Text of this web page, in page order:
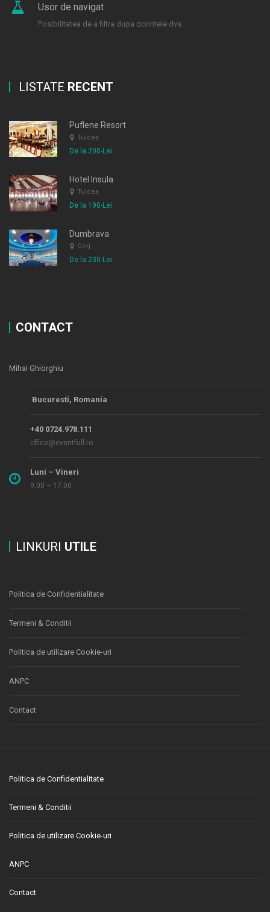
Usor de navigat
Posibilitatea de a filtra dupa dorintele dvs.
LISTATE RECENT
Puflene Resort
Tulcea
De la 200-Lei
Hotel Insula
Tulcea
De la 190-Lei
Dumbrava
Gorj
De la 230-Lei
CONTACT
Mihai Ghiorghiu
Bucuresti, Romania
+40 0724.978.111
office@eventfull.ro
Luni – Vineri
9:00 – 17:00
LINKURI UTILE
Politica de Confidentialitate
Termeni & Conditii
Politica de utilizare Cookie-uri
ANPC
Contact
Politica de Confidentialitate
Termeni & Conditii
Politica de utilizare Cookie-uri
ANPC
Contact